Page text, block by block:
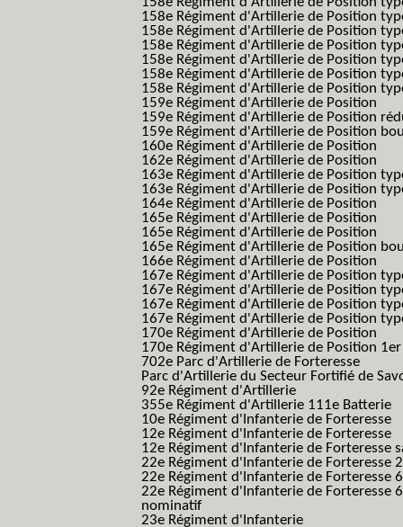
158e Régiment d'Artillerie de Position
158e Régiment d'Artillerie de Position
158e Régiment d'Artillerie de Position
158e Régiment d'Artillerie de Position
158e Régiment d'Artillerie de Position
158e Régiment d'Artillerie de Position
159e Régiment d'Artillerie de Position
159e Régiment d'Artillerie de Position
159e Régiment d'Artillerie de Position
160e Régiment d'Artillerie de Position
162e Régiment d'Artillerie de Position
163e Régiment d'Artillerie de Position
163e Régiment d'Artillerie de Position
164e Régiment d'Artillerie de Position
165e Régiment d'Artillerie de Position
165e Régiment d'Artillerie de Position
165e Régiment d'Artillerie de Position
166e Régiment d'Artillerie de Position
167e Régiment d'Artillerie de Position
167e Régiment d'Artillerie de Position
167e Régiment d'Artillerie de Position
167e Régiment d'Artillerie de Position
170e Régiment d'Artillerie de Position
170e Régiment d'Artillerie de Position
702e Parc d'Artillerie de Forteresse
Parc d'Artillerie du Secteur Fortifié de
92e Régiment d'Artillerie
355e Régiment d'Artillerie 111e Batterie
10e Régiment d'Infanterie de Forteresse
12e Régiment d'Infanterie de Forteresse
12e Régiment d'Infanterie de Forteresse
22e Régiment d'Infanterie de Forteresse
22e Régiment d'Infanterie de Forteresse
22e Régiment d'Infanterie de Forteresse
nominatif
23e Régiment d'Infanterie